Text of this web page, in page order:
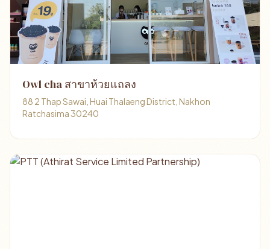
Owl cha สาขาห้วยแถลง
88 2 Thap Sawai, Huai Thalaeng District, Nakhon
Ratchasima 30240